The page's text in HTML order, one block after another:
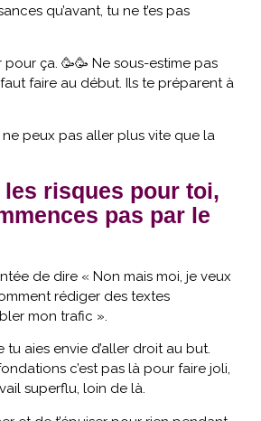
qu’avant, tu ne t’es pas
ça. 🥳🥳 Ne sous-estime pas
faire au début. Ils te préparent à
peux pas aller plus vite que la
les risques pour toi,
pas par le
de dire « Non mais moi, je veux
rédiger des textes
mon trafic ».
aies envie d’aller droit au but.
c’est pas là pour faire joli,
superflu, loin de là.